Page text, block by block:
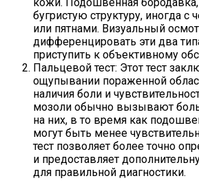
бугристую структуру, иногда
или пятнами. Визуальный
дифференцировать эти два
приступить к объективному
Пальцевой тест: Этот тест
ощупывании пораженной
наличия боли и
мозоли обычно вызывают
на них, в то время как
могут быть менее
тест позволяет более точно
и предоставляет
для правильной диагностики.